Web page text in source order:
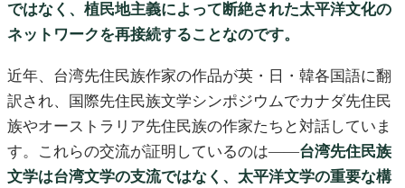
ではなく、植民地主義によって断絶された太平洋文化の
ネットワークを再接続することなのです。
近年、台湾先住民族作家の作品が英・日・韓各国語に翻
訳され、国際先住民族文学シンポジウムでカナダ先住民
族やオーストラリア先住民族の作家たちと対話していま
す。これらの交流が証明しているのは——台湾先住民族
文学は台湾文学の支流ではなく、太平洋文学の重要な構